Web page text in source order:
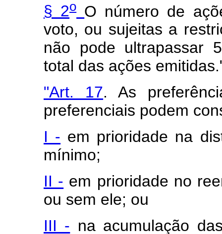
§ 2o O número de
voto, ou sujeitas a
não pode ultrapassar
total das ações
"Art. 17. As
preferenciais podem
I - em prioridade na
mínimo;
II - em prioridade no
ou sem ele; ou
III - na acumulação